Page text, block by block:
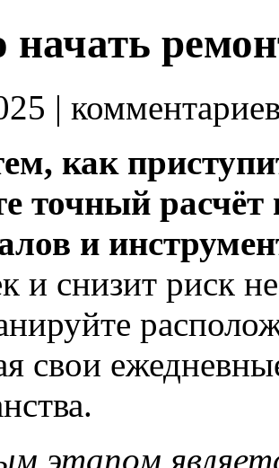
начать
|
как
точный
и
и снизит риск
свои
этапом